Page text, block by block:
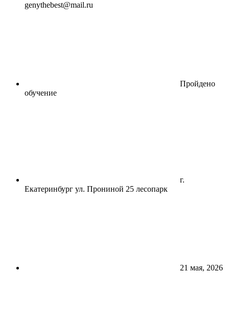
genythebest@mail.ru
Пройдено
обучение
г.
Екатеринбург ул. Прониной 25 лесопарк
21 мая, 2026